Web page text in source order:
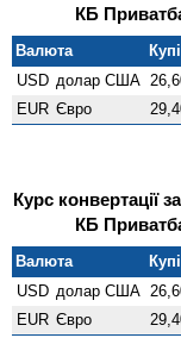
КБ
Валюта
USD долар США
EUR Євро
Курс конвертації
КБ
Валюта
USD долар США
EUR Євро